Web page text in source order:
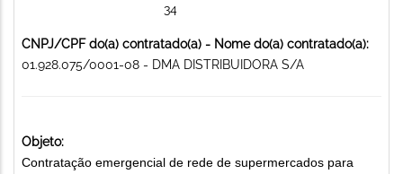
34
CNPJ/CPF do(a) contratado(a) - Nome do(a) contratado(a):
01.928.075/0001-08 - DMA DISTRIBUIDORA S/A
Objeto:
Contratação emergencial de rede de supermercados para